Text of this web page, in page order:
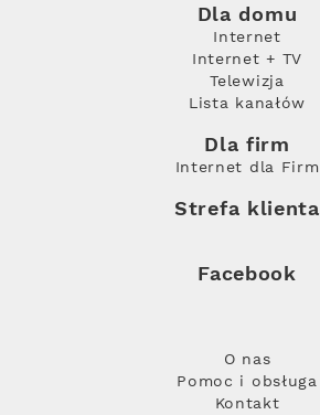
Dla domu
Internet
Internet + TV
Telewizja
Lista kanałów
Dla firm
Internet dla Firm
Strefa klienta
Facebook
O nas
Pomoc i obsługa
Kontakt